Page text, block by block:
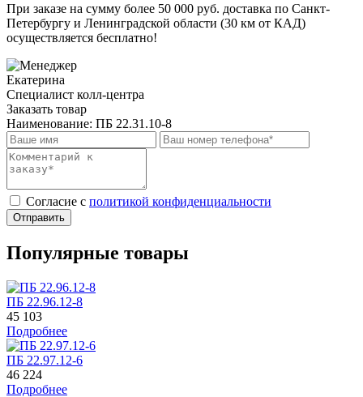
При заказе на сумму более 50 000 руб. доставка по Санкт-
Петербургу и Ленинградской области (30 км от КАД)
осуществляется бесплатно!
Екатерина
Специалист колл-центра
Заказать товар
Наименование: ПБ 22.31.10-8
Cогласие с политикой конфиденциальности
Отправить
Популярные товары
ПБ 22.96.12-8
45 103
Подробнее
ПБ 22.97.12-6
46 224
Подробнее